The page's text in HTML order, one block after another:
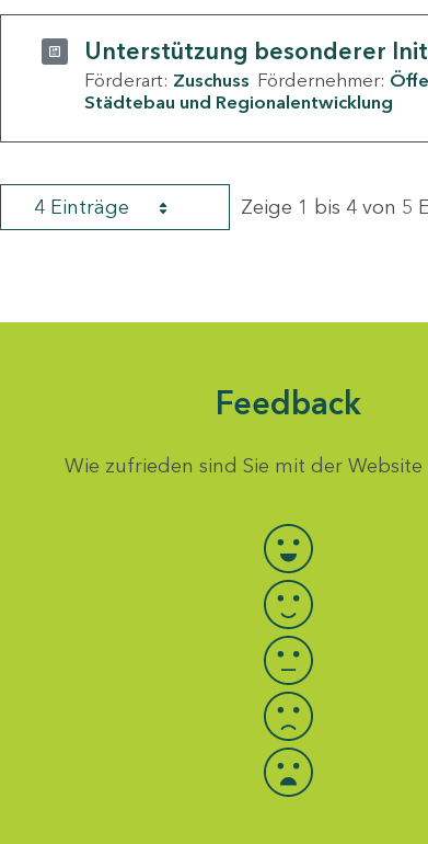
Unterstützung besonderer
Förderart: Zuschuss Fördernehmer:
Städtebau und Regionalentwicklung
4 Einträge Zeige 1 bis 4 von 5
Feedback
Wie zufrieden sind Sie mit der Website
Bewertung